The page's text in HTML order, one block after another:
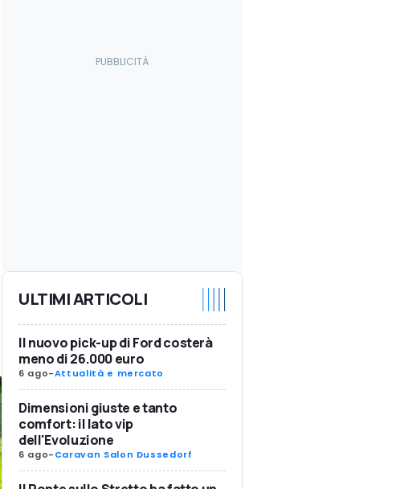
ULTIMI ARTICOLI
Il nuovo pick-up di Ford costerà
meno di 26.000 euro
6 ago-Attualità e mercato
Dimensioni giuste e tanto
comfort: il lato vip
dell'Evoluzione
6 ago-Caravan Salon Dussedorf